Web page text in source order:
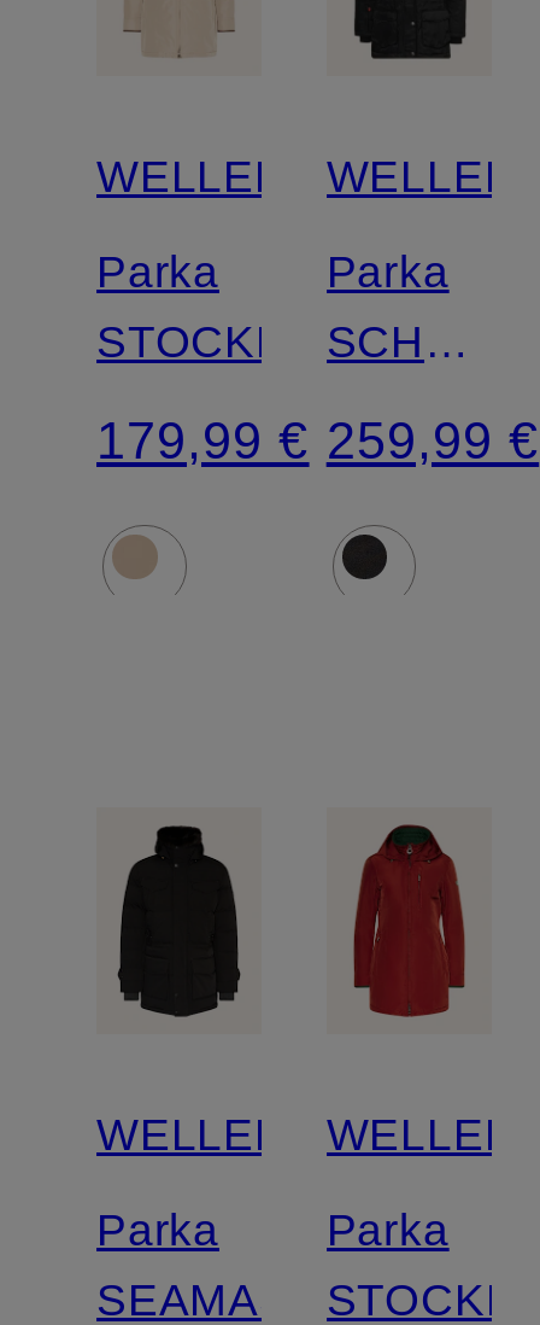
WELLENSTEYN
Parka
STOCKHOLM
179,99 €
Parka
mit
Kunstfell
259,99 €
WELLENSTEYN
Parka
SEAMASTER
Parka